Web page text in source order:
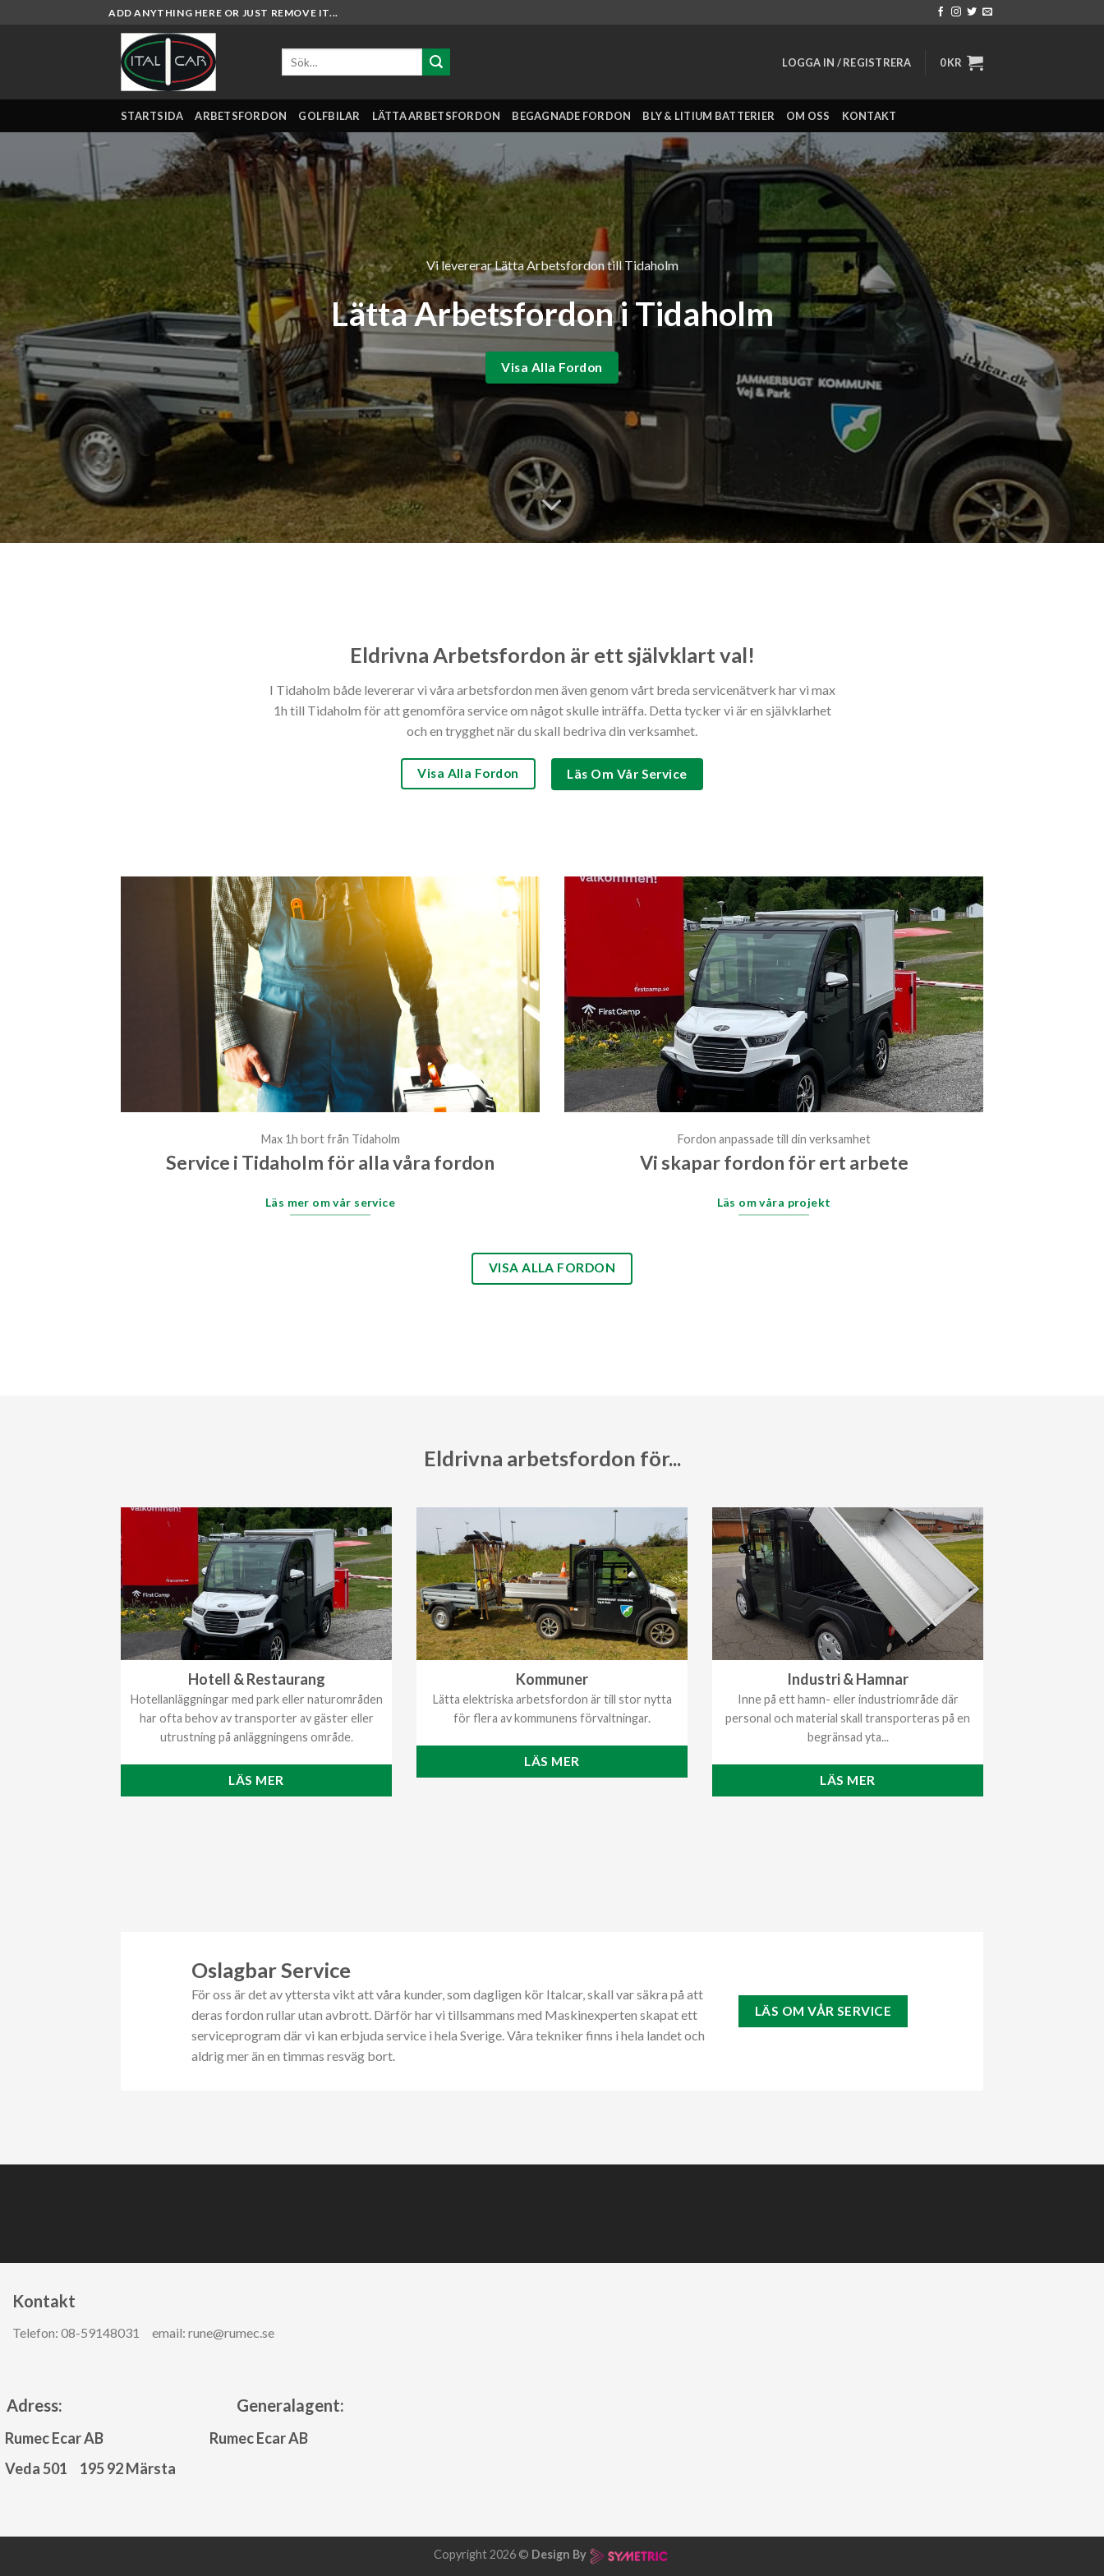
ADD ANYTHING HERE OR JUST REMOVE IT...
LOGGA IN / REGISTRERA 0KR
STARTSIDA ARBETSFORDON GOLFBILAR LÄTTA ARBETSFORDON BEGAGNADE FORDON BLY & LITIUM BATTERIER OM OSS KONTAKT
Vi levererar Lätta Arbetsfordon till Tidaholm
Lätta Arbetsfordon i Tidaholm
Visa Alla Fordon
Eldrivna Arbetsfordon är ett självklart val!
I Tidaholm både levererar vi våra arbetsfordon men även genom vårt breda servicenätverk har vi max
1h till Tidaholm för att genomföra service om något skulle inträffa. Detta tycker vi är en självklarhet
och en trygghet när du skall bedriva din verksamhet.
Visa Alla Fordon Läs Om Vår Service
Max 1h bort från Tidaholm
Service i Tidaholm för alla våra fordon
Läs mer om vår service
Fordon anpassade till din verksamhet
Vi skapar fordon för ert arbete
Läs om våra projekt
VISA ALLA FORDON
Eldrivna arbetsfordon för...
Hotell & Restaurang
Hotellanläggningar med park eller naturområden
har ofta behov av transporter av gäster eller
utrustning på anläggningens område.
LÄS MER
Kommuner
Lätta elektriska arbetsfordon är till stor nytta
för flera av kommunens förvaltningar.
LÄS MER
Industri & Hamnar
Inne på ett hamn- eller industriområde där
personal och material skall transporteras på en
begränsad yta...
LÄS MER
Oslagbar Service
För oss är det av yttersta vikt att våra kunder, som dagligen kör Italcar, skall var säkra på att
deras fordon rullar utan avbrott. Därför har vi tillsammans med Maskinexperten skapat ett
serviceprogram där vi kan erbjuda service i hela Sverige. Våra tekniker finns i hela landet och
aldrig mer än en timmas resväg bort.
LÄS OM VÅR SERVICE
Kontakt ​
Telefon: 08-59148031 email: rune@rumec.se
Adress: Generalagent:
Rumec Ecar AB Rumec Ecar AB
Veda 501 195 92 Märsta
Copyright 2026 © Design By